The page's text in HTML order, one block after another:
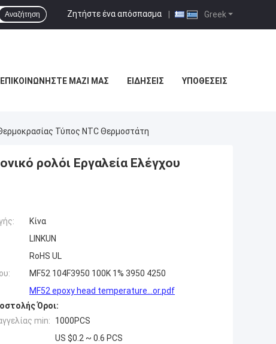
Greek
Ζητήστε ένα απόσπασμα |
Αναζήτηση
ΕΠΙΚΟΙΝΩΝΉΣΤΕ ΜΑΖΊ ΜΑΣ ΕΙΔΉΣΕΙΣ ΥΠΟΘΈΣΕΙΣ
Τύπος NTC Θερμοστάτη
ρολόι Εργαλεία Ελέγχου
Κίνα
LINKUN
RoHS UL
MF52 104F3950 100K 1% 3950 4250
MF52 epoxy head temperature...or.pdf
Όροι:
min:
1000PCS
US $0.2 ~ 0.6 PCS